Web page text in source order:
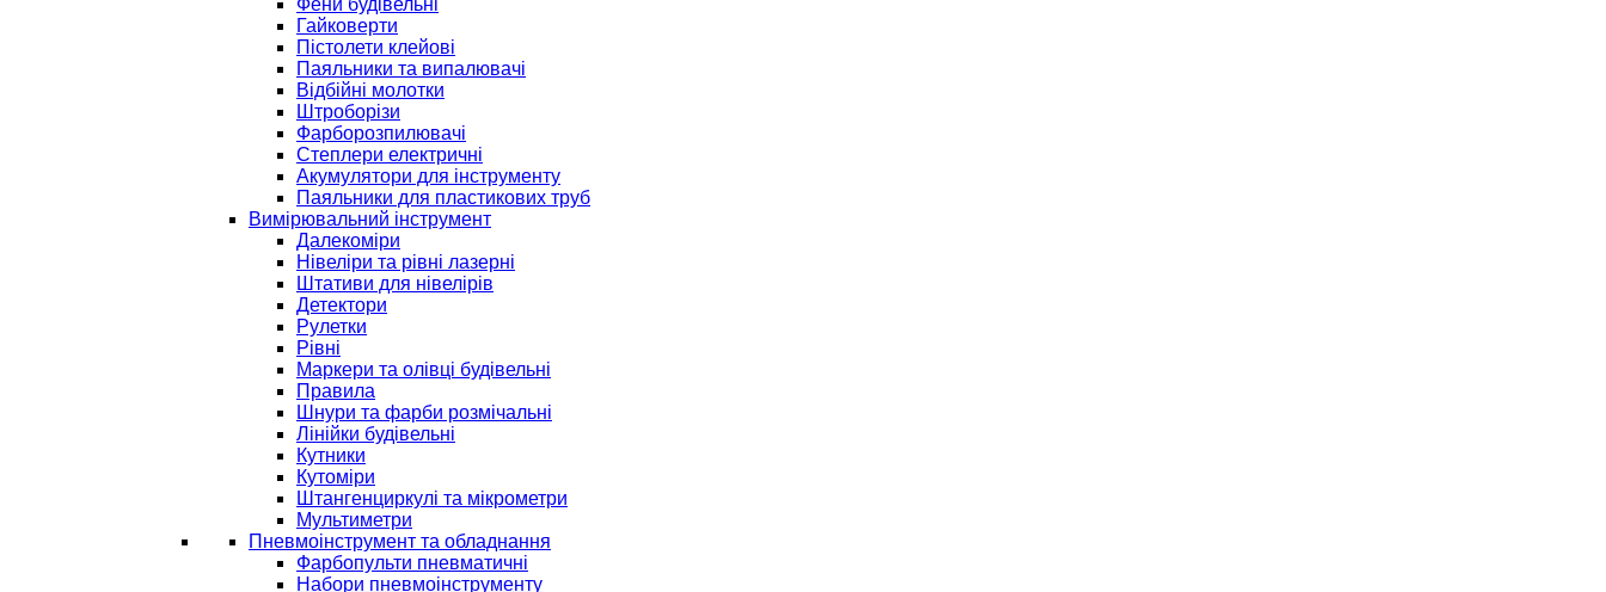
Фени будівельні
Гайковерти
Пістолети клейові
Паяльники та випалювачі
Відбійні молотки
Штроборізи
Фарборозпилювачі
Степлери електричні
Акумулятори для інструменту
Паяльники для пластикових труб
Вимірювальний інструмент
Далекоміри
Нівеліри та рівні лазерні
Штативи для нівелірів
Детектори
Рулетки
Рівні
Маркери та олівці будівельні
Правила
Шнури та фарби розмічальні
Лінійки будівельні
Кутники
Кутоміри
Штангенциркулі та мікрометри
Мультиметри
Пневмоінструмент та обладнання
Фарбопульти пневматичні
Набори пневмоінструменту